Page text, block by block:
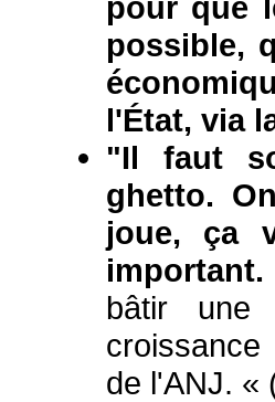
possible,
l'État, via
"Il faut
ghetto.
joue, ça
important.
bâtir une
de l'ANJ. «